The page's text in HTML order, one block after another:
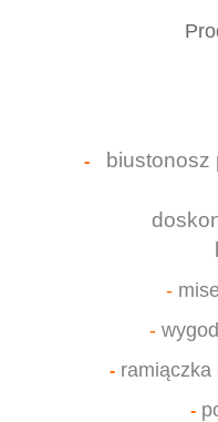
-
biustonosz
-
-
-ramiączka
-